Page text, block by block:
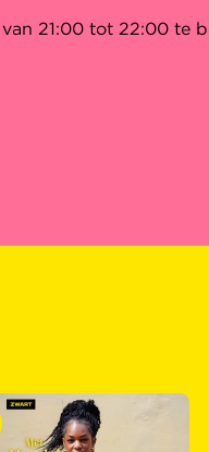
21:00 tot 22:00 te